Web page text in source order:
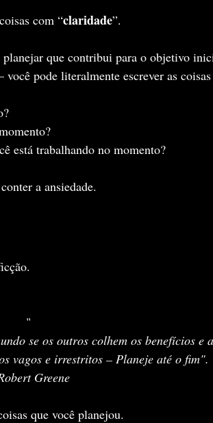
com “claridade”.
que contribui para o objetivo
pode literalmente escrever as coisas
está trabalhando no momento?
a ansiedade.
"
se os outros colhem os benefícios e
vagos e irrestritos – Planeje até o fim".
Greene
que você planejou.